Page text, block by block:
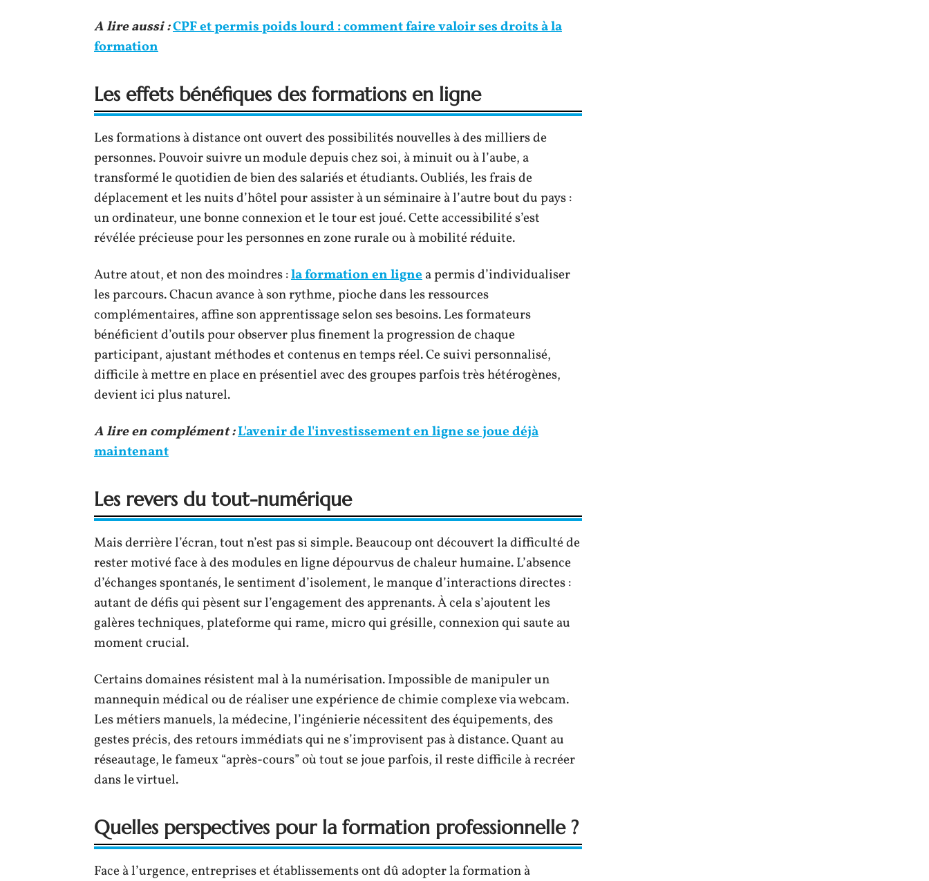
A lire aussi :CPF et permis poids lourd : comment faire valoir ses droits à la
formation
Les effets bénéfiques des formations en ligne
Les formations à distance ont ouvert des possibilités nouvelles à des milliers de
personnes. Pouvoir suivre un module depuis chez soi, à minuit ou à l’aube, a
transformé le quotidien de bien des salariés et étudiants. Oubliés, les frais de
déplacement et les nuits d’hôtel pour assister à un séminaire à l’autre bout du pays :
un ordinateur, une bonne connexion et le tour est joué. Cette accessibilité s’est
révélée précieuse pour les personnes en zone rurale ou à mobilité réduite.
Autre atout, et non des moindres :la formation en lignea permis d’individualiser
les parcours. Chacun avance à son rythme, pioche dans les ressources
complémentaires, affine son apprentissage selon ses besoins. Les formateurs
bénéficient d’outils pour observer plus finement la progression de chaque
participant, ajustant méthodes et contenus en temps réel. Ce suivi personnalisé,
difficile à mettre en place en présentiel avec des groupes parfois très hétérogènes,
devient ici plus naturel.
A lire en complément :L'avenir de l'investissement en ligne se joue déjà
maintenant
Les revers du tout-numérique
Mais derrière l’écran, tout n’est pas si simple. Beaucoup ont découvert la difficulté de
rester motivé face à des modules en ligne dépourvus de chaleur humaine. L’absence
d’échanges spontanés, le sentiment d’isolement, le manque d’interactions directes :
autant de défis qui pèsent sur l’engagement des apprenants. À cela s’ajoutent les
galères techniques, plateforme qui rame, micro qui grésille, connexion qui saute au
moment crucial.
Certains domaines résistent mal à la numérisation. Impossible de manipuler un
mannequin médical ou de réaliser une expérience de chimie complexe via webcam.
Les métiers manuels, la médecine, l’ingénierie nécessitent des équipements, des
gestes précis, des retours immédiats qui ne s’improvisent pas à distance. Quant au
réseautage, le fameux “après-cours” où tout se joue parfois, il reste difficile à recréer
dans le virtuel.
Quelles perspectives pour la formation professionnelle ?
Face à l’urgence, entreprises et établissements ont dû adopter la formation à